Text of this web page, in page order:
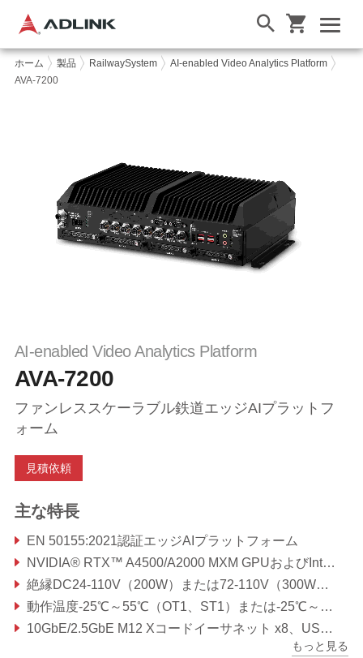
ホーム 製品 RailwaySystem
AI-enabled Video Analytics Platform
AVA-7200
AI-enabled Video Analytics Platform
AVA-7200
ファンレススケーラブル鉄道エッジAIプラットフ
ォーム
見積依頼
主な特長
EN 50155:2021認証エッジAIプラットフォーム
NVIDIA® RTX™ A4500/A2000 MXM GPUおよびIntel® 第13世代Raptor Lakeモバイルプロセッサ
絶縁DC24-110V（200W）または72-110V（300W）入力、BOMにより設定可能
動作温度-25℃～55℃（OT1、ST1）または-25℃～70℃（OT3、ST1）
10GbE/2.5GbE M12 Xコードイーサネット x8、USB x5、SATA x4、DI/DO x4、シリアルポート x2、オーディオ、DP
内部拡張：NVME M.2スロット x1、5G M.2スロット x1、SIMスロット x2、Wifi/BT M.2スロット x1、mPCIe x1、リッドオープンでアクセス可能 背面QMAアンテナもっと見る